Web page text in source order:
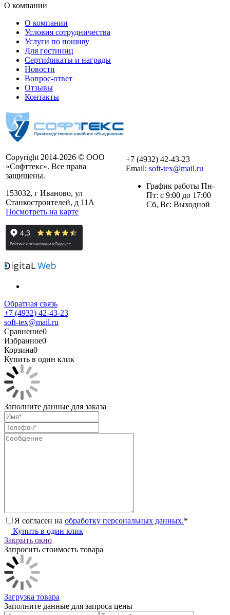
О компании
О компании
Условия сотрудничества
Услуги по пошиву
Для гостиниц
Сертификаты и награды
Новости
Вопрос-ответ
Отзывы
Контакты
Copyright 2014-2026 © ООО
«Софттекс». Все права
защищены.
153032, г Иваново, ул
Станкостроителей, д 11А
Посмотреть на карте
+7 (4932) 42-43-23
Email: soft-tex@mail.ru
График работы Пн-
Пт: с 9:00 до 17:00
Сб, Вс: Выходной
Обратная связь
+7 (4932) 42-43-23
soft-tex@mail.ru
Сравнение0
Избранное0
Корзина0
Купить в один клик
Заполните данные для заказа
Я согласен на обработку персональных данных.*
Купить в один клик
Закрыть окно
Запросить стоимость товара
Загрузка товара
Заполните данные для запроса цены